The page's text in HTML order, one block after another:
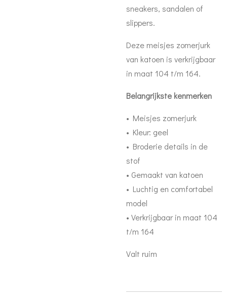
sneakers, sandalen of
slippers.
Deze meisjes zomerjurk
van katoen is verkrijgbaar
in maat 104 t/m 164.
Belangrijkste kenmerken
• Meisjes zomerjurk
• Kleur: geel
• Broderie details in de
stof
• Gemaakt van katoen
• Luchtig en comfortabel
model
• Verkrijgbaar in maat 104
t/m 164
Valt ruim